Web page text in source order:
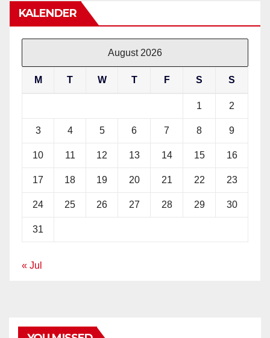
KALENDER
August 2026
M T W T F S S
1 2
3 4 5 6 7 8 9
10 11 12 13 14 15 16
17 18 19 20 21 22 23
24 25 26 27 28 29 30
31
« Jul